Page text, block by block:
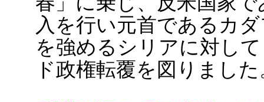
入を行い元首であるカ
を強めるシリアに対し
ド政権転覆を図りました